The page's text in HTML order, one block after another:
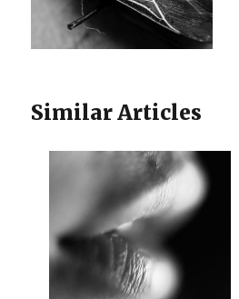
Similar Articles